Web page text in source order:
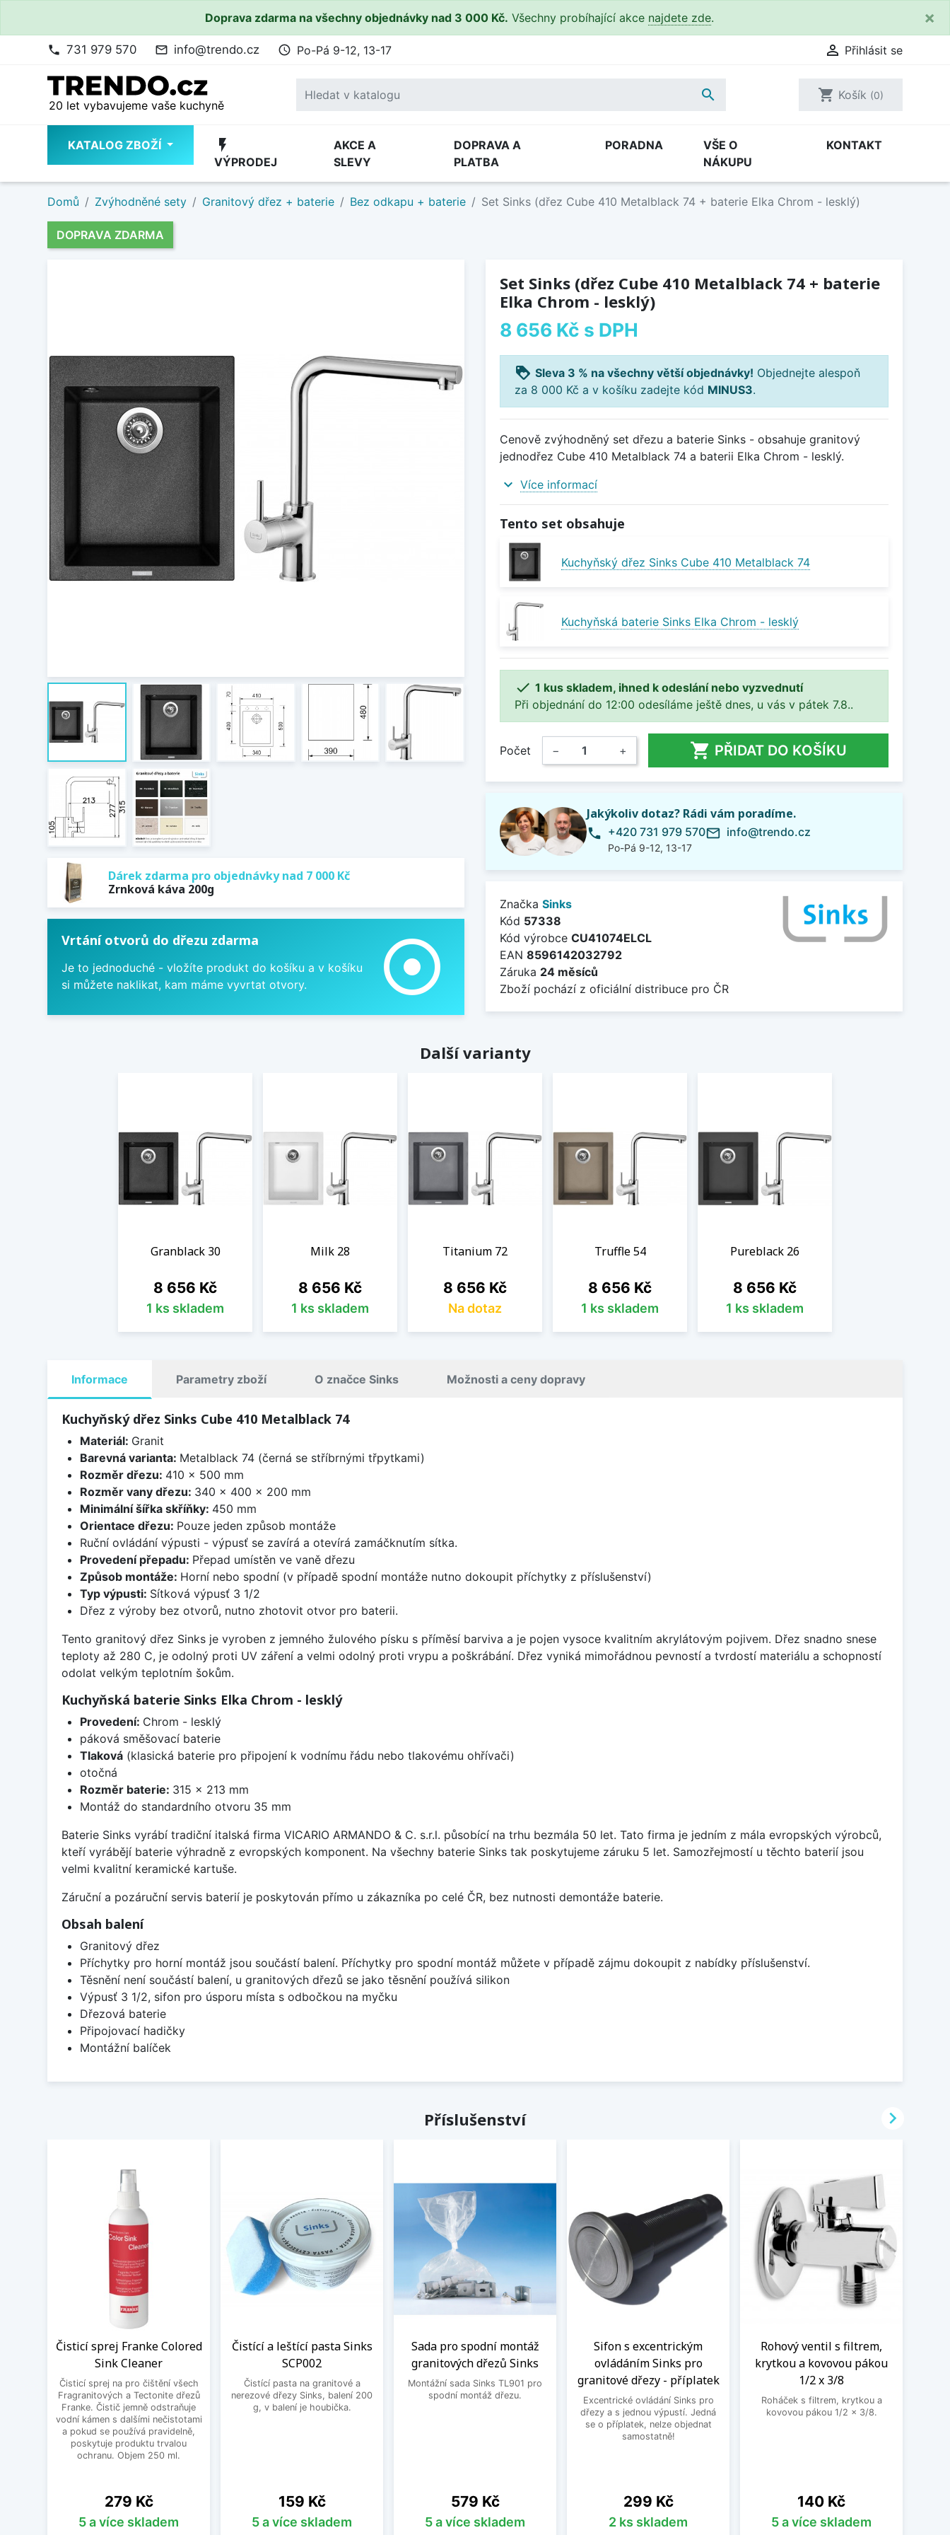
Doprava zdarma na všechny objednávky nad 3 000 Kč. Všechny probíhající akce najdete zde. ×
phone 731 979 570 mail_outline info@trendo.cz access_time Po-Pá 9-12, 13-17  Přihlásit se
20 let vybavujeme vaše kuchyně
 shopping_cart Košík (0)
KATALOG ZBOŽÍ flash_on
VÝPRODEJ
AKCE A
SLEVY
DOPRAVA A
PLATBA
PORADNA
VŠE O
NÁKUPU
KONTAKT
Domů Zvýhodněné sety Granitový dřez + baterie Bez odkapu + baterie Set Sinks (dřez Cube 410 Metalblack 74 + baterie Elka Chrom - lesklý)
DOPRAVA ZDARMA
Dárek zdarma pro objednávky nad 7 000 Kč
Zrnková káva 200g
Vrtání otvorů do dřezu zdarma
Je to jednoduché - vložíte produkt do košíku a v košíku
si můžete naklikat, kam máme vyvrtat otvory.
adjust
Set Sinks (dřez Cube 410 Metalblack 74 + baterie
Elka Chrom - lesklý)
8 656 Kč s DPH
loyalty Sleva 3 % na všechny větší objednávky! Objednejte alespoň
za 8 000 Kč a v košíku zadejte kód MINUS3.
Cenově zvýhodněný set dřezu a baterie Sinks - obsahuje granitový
jednodřez Cube 410 Metalblack 74 a baterii Elka Chrom - lesklý.
expand_more Více informací
Tento set obsahuje
Kuchyňský dřez Sinks Cube 410 Metalblack 74
Kuchyňská baterie Sinks Elka Chrom - lesklý
 1 kus skladem, ihned k odeslání nebo vyzvednutí
Při objednání do 12:00 odesíláme ještě dnes, u vás v pátek 7.8..
Počet − +  PŘIDAT DO KOŠÍKU
Jakýkoliv dotaz? Rádi vám poradíme.
phone +420 731 979 570
Po-Pá 9-12, 13-17
mail_outline info@trendo.cz
Značka Sinks
Kód 57338
Kód výrobce CU41074ELCL
EAN 8596142032792
Záruka 24 měsíců
Zboží pochází z oficiální distribuce pro ČR
Další varianty
Granblack 30
Cena
8 656 Kč
1 ks skladem
Milk 28
Cena
8 656 Kč
1 ks skladem
Titanium 72
Cena
8 656 Kč
Na dotaz
Truffle 54
Cena
8 656 Kč
1 ks skladem
Pureblack 26
Cena
8 656 Kč
1 ks skladem
Informace Parametry zboží O značce Sinks Možnosti a ceny dopravy
Kuchyňský dřez Sinks Cube 410 Metalblack 74
Materiál: Granit
Barevná varianta: Metalblack 74 (černá se stříbrnými třpytkami)
Rozměr dřezu: 410 x 500 mm
Rozměr vany dřezu: 340 x 400 x 200 mm
Minimální šířka skříňky: 450 mm
Orientace dřezu: Pouze jeden způsob montáže
Ruční ovládání výpusti - výpusť se zavírá a otevírá zamáčknutím sítka.
Provedení přepadu: Přepad umístěn ve vaně dřezu
Způsob montáže: Horní nebo spodní (v případě spodní montáže nutno dokoupit příchytky z příslušenství)
Typ výpusti: Sítková výpusť 3 1/2
Dřez z výroby bez otvorů, nutno zhotovit otvor pro baterii.
Tento granitový dřez Sinks je vyroben z jemného žulového písku s příměsí barviva a je pojen vysoce kvalitním akrylátovým pojivem. Dřez snadno snese
teploty až 280 C, je odolný proti UV záření a velmi odolný proti vrypu a poškrábání. Dřez vyniká mimořádnou pevností a tvrdostí materiálu a schopností
odolat velkým teplotním šokům.
Kuchyňská baterie Sinks Elka Chrom - lesklý
Provedení: Chrom - lesklý
páková směšovací baterie
Tlaková(klasická baterie pro připojení k vodnímu řádu nebo tlakovému ohřívači)
otočná
Rozměr baterie: 315 x 213 mm
Montáž do standardního otvoru 35 mm
Baterie Sinks vyrábí tradiční italská firma VICARIO ARMANDO & C. s.r.l. působící na trhu bezmála 50 let. Tato firma je jedním z mála evropských výrobců,
kteří vyrábějí baterie výhradně z evropských komponent. Na všechny baterie Sinks tak poskytujeme záruku 5 let. Samozřejmostí u těchto baterií jsou
velmi kvalitní keramické kartuše.
Záruční a pozáruční servis baterií je poskytován přímo u zákazníka po celé ČR, bez nutnosti demontáže baterie.
Obsah balení
Granitový dřez
Příchytky pro horní montáž jsou součástí balení. Příchytky pro spodní montáž můžete v případě zájmu dokoupit z nabídky příslušenství.
Těsnění není součástí balení, u granitových dřezů se jako těsnění používá silikon
Výpusť 3 1/2, sifon pro úsporu místa s odbočkou na myčku
Dřezová baterie
Připojovací hadičky
Montážní balíček
Příslušenství
Čisticí sprej Franke Colored
Sink Cleaner
Čisticí sprej na pro čištění všech
Fragranitových a Tectonite dřezů
Franke. Čistič jemně odstraňuje
vodní kámen s dalšími nečistotami
a pokud se používá pravidelně,
poskytuje produktu trvalou
ochranu. Objem 250 ml.
Cena
279 Kč
5 a více skladem
Čistící a leštící pasta Sinks
SCP002
Čistící pasta na granitové a
nerezové dřezy Sinks, balení 200
g, v balení je houbička.
Cena
159 Kč
5 a více skladem
Sada pro spodní montáž
granitových dřezů Sinks
Montážní sada Sinks TL901 pro
spodní montáž dřezu.
Cena
579 Kč
5 a více skladem
Sifon s excentrickým
ovládáním Sinks pro
granitové dřezy - příplatek
Excentrické ovládání Sinks pro
dřezy a s jednou výpustí. Jedná
se o příplatek, nelze objednat
samostatně!
Cena
299 Kč
2 ks skladem
Rohový ventil s filtrem,
krytkou a kovovou pákou
1/2 x 3/8
Roháček s filtrem, krytkou a
kovovou pákou 1/2 x 3/8.
Cena
140 Kč
5 a více skladem
